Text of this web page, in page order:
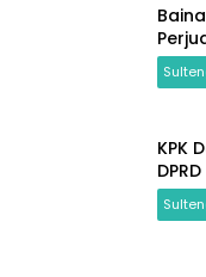
KPK